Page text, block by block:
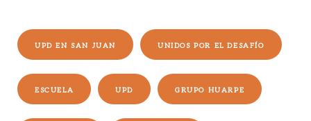
UPD EN SAN JUAN UNIDOS POR EL DESAFÍO
ESCUELA UPD GRUPO HUARPE